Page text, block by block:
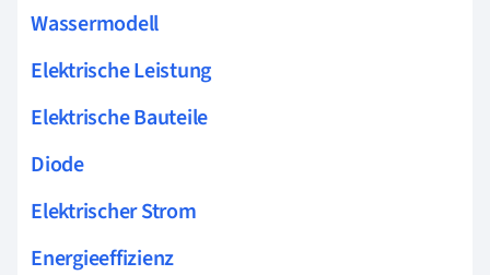
Wassermodell
Elektrische Leistung
Elektrische Bauteile
Diode
Elektrischer Strom
Energieeffizienz